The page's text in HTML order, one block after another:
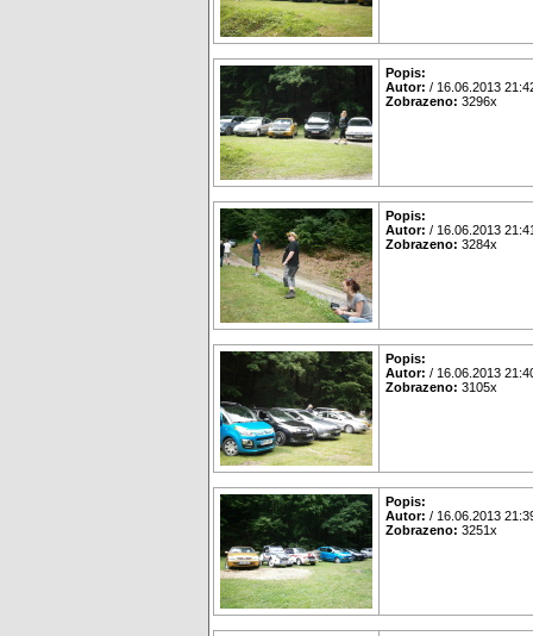
Popis:
Autor: / 16.06.2013
Zobrazeno: 3296x
Popis:
Autor: / 16.06.2013
Zobrazeno: 3284x
Popis:
Autor: / 16.06.2013
Zobrazeno: 3105x
Popis:
Autor: / 16.06.2013
Zobrazeno: 3251x